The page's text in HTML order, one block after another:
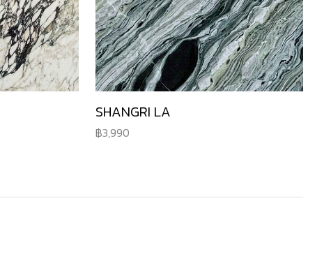
SHANGRI LA
3,990